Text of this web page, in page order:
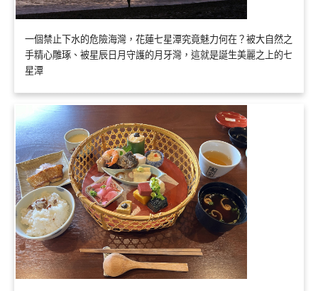
一個禁止下水的危險海灣，花蓮七星潭究竟魅力何在？被大自然之
手精心雕琢、被星辰日月守護的月牙灣，這就是誕生美麗之上的七
星潭